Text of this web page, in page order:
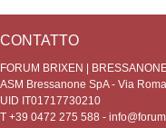
CONTATTO
FORUM BRIXEN |
ASM Bressanone SpA - Via
UID IT01717730210
T +39 0472 275 588 -